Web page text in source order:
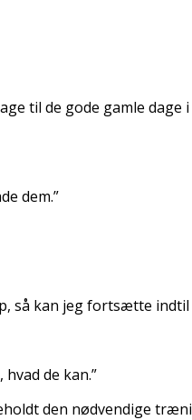
til de gode gamle dage
dem.”
så kan jeg fortsætte indtil
de kan.”
den nødvendige